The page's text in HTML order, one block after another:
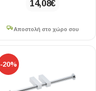
14,08€
Αποστολή στο χώρο σου
-20%